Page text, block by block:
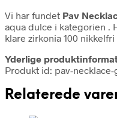
Vi har fundet Pav
aqua dulce i kategorien .
klare zirkonia 100
Yderlige
Produkt id: pav-necklace-
Relaterede